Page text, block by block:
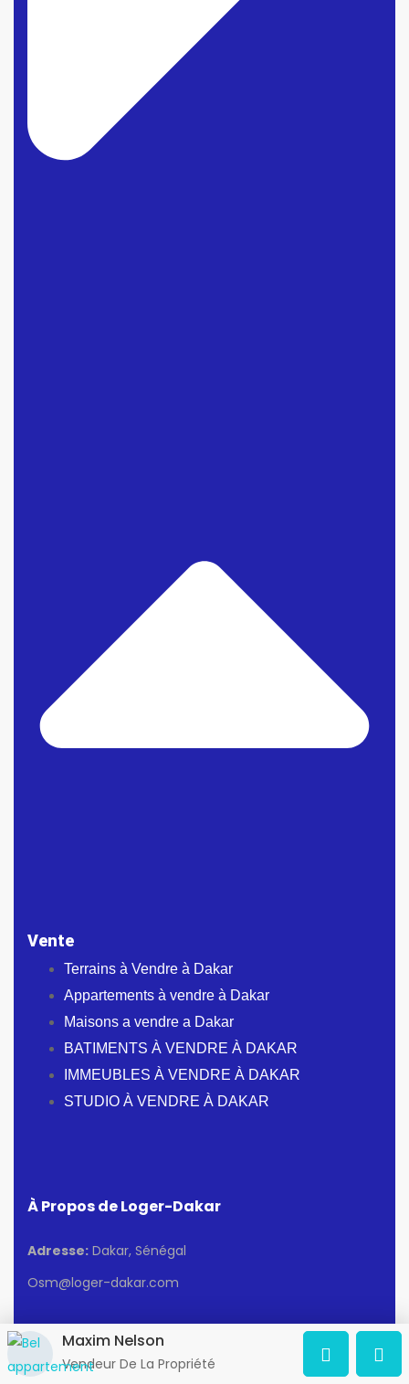
Vente
Terrains à Vendre à Dakar
Appartements à vendre à Dakar
Maisons a vendre a Dakar
BATIMENTS À VENDRE À DAKAR
IMMEUBLES À VENDRE À DAKAR
STUDIO À VENDRE À DAKAR
À Propos de Loger-Dakar
Adresse: Dakar, Sénégal
Osm@loger-dakar.com
Blog Maxim Nelson
Vendeur De La Propriété